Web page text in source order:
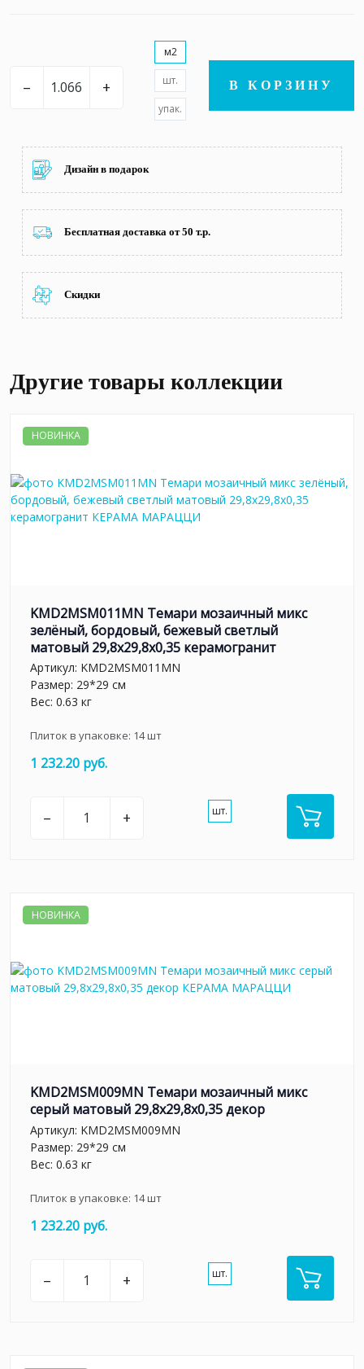
– +
м2
шт.
упак.
В КОРЗИНУ
Дизайн в подарок
Бесплатная доставка от 50 т.р.
Скидки
Другие товары коллекции
НОВИНКА
KMD2MSM011MN Темари мозаичный микс
зелёный, бордовый, бежевый светлый
матовый 29,8x29,8x0,35 керамогранит
Артикул: KMD2MSM011MN
Размер: 29*29 см
Вес: 0.63 кг
Плиток в упаковке: 14шт
1 232.20 руб.
– + шт.
НОВИНКА
KMD2MSM009MN Темари мозаичный микс
серый матовый 29,8x29,8x0,35 декор
Артикул: KMD2MSM009MN
Размер: 29*29 см
Вес: 0.63 кг
Плиток в упаковке: 14шт
1 232.20 руб.
– + шт.